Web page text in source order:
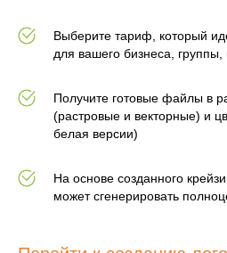
Выберите тариф, который
для вашего бизнеса,
Получите готовые файлы в
(растровые и векторные) и
белая версии)
На основе созданного
может сгенерировать